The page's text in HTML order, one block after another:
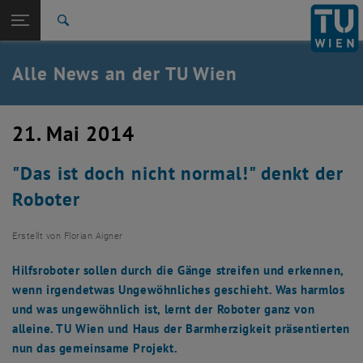
TU Login
Quicklinks
Quicklinks-Menü umschalten
Studium
Karriere
Zurück: Subseiten von TU Wien Startseite auflisten
Zurück zur letzten Ebene:
TU Wien Startseite
Übersicht
Alle News an der TU Wien
21. Mai 2014
"Das ist doch nicht normal!" denkt der
Roboter
Erstellt von Florian Aigner
Hilfsroboter sollen durch die Gänge streifen und erkennen,
wenn irgendetwas Ungewöhnliches geschieht. Was harmlos
und was ungewöhnlich ist, lernt der Roboter ganz von
alleine. TU Wien und Haus der Barmherzigkeit präsentierten
nun das gemeinsame Projekt.